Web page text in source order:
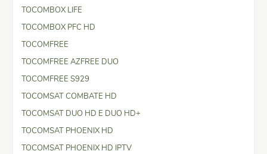
TOCOMBOX LIFE
TOCOMBOX PFC HD
TOCOMFREE
TOCOMFREE AZFREE DUO
TOCOMFREE S929
TOCOMSAT COMBATE HD
TOCOMSAT DUO HD E DUO HD+
TOCOMSAT PHOENIX HD
TOCOMSAT PHOENIX HD IPTV